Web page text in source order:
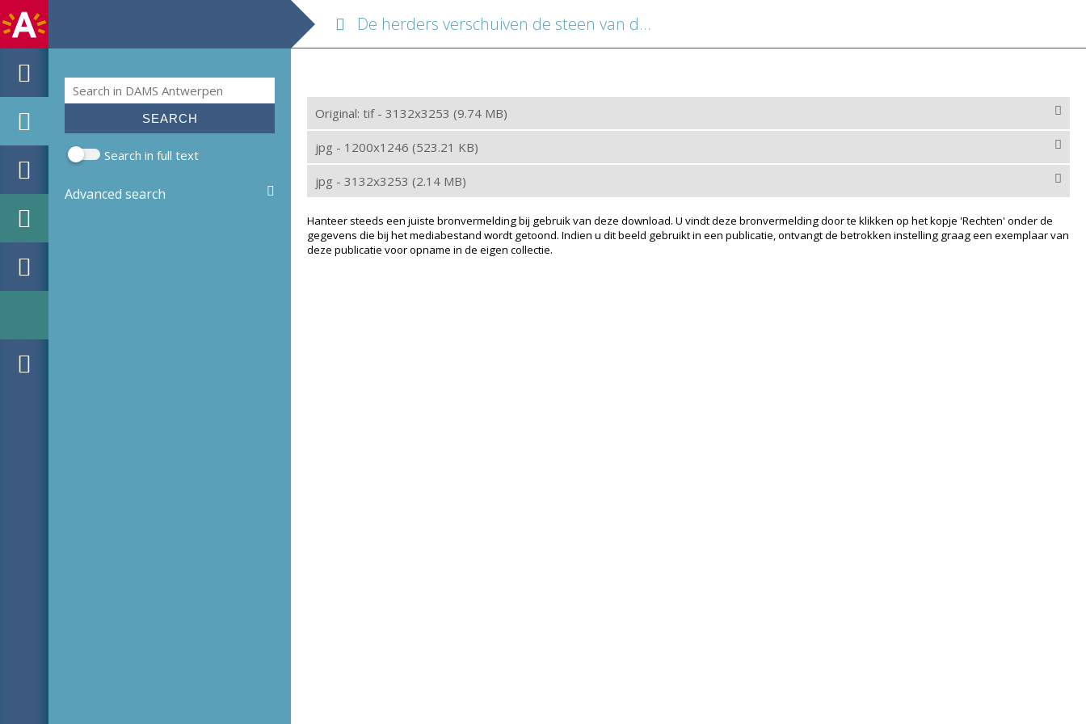
Search form
Search
Search in full text
Advanced search
De herders verschuiven de steen van de put
Original: tif - 3132x3253 (9.74 MB)
jpg - 1200x1246 (523.21 KB)
jpg - 3132x3253 (2.14 MB)
Hanteer steeds een juiste bronvermelding bij gebruik van deze download. U vindt deze bronvermelding door te klikken op het kopje 'Rechten' onder de
gegevens die bij het mediabestand wordt getoond. Indien u dit beeld gebruikt in een publicatie, ontvangt de betrokken instelling graag een exemplaar van
deze publicatie voor opname in de eigen collectie.